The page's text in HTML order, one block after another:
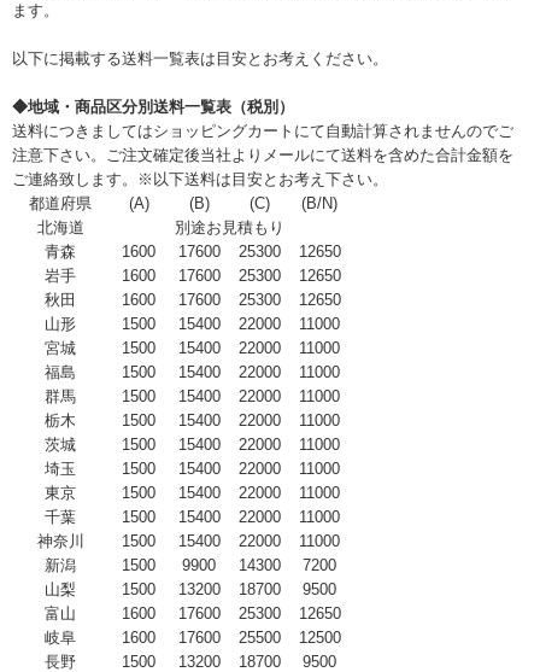
ます。
以下に掲載する送料一覧表は目安とお考えください。
◆地域・商品区分別送料一覧表（税別）
送料につきましてはショッピングカートにて自動計算されませんのでご
注意下さい。ご注文確定後当社よりメールにて送料を含めた合計金額を
ご連絡致します。※以下送料は目安とお考え下さい。
都道府県
(A) (B) (C)
(B/N)
北海道
別途お見積もり
青森
1600 17600 25300
12650
岩手
1600 17600 25300
12650
秋田
1600 17600 25300
12650
山形
1500 15400 22000
11000
宮城
1500 15400 22000
11000
福島
1500 15400 22000
11000
群馬
1500 15400 22000
11000
栃木
1500 15400 22000
11000
茨城
1500 15400 22000
11000
埼玉
1500 15400 22000
11000
東京
1500 15400 22000
11000
千葉
1500 15400 22000
11000
神奈川
1500 15400 22000
11000
新潟
1500 9900 14300
7200
山梨
1500 13200 18700
9500
富山
1600 17600 25300
12650
岐阜
1600 17600 25500
12500
長野
1500 13200 18700
9500